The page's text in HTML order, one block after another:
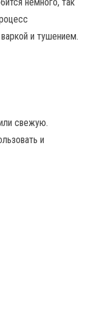
и тушением.
свежую.
и